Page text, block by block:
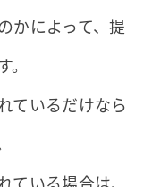
かによって、提
ているだけなら